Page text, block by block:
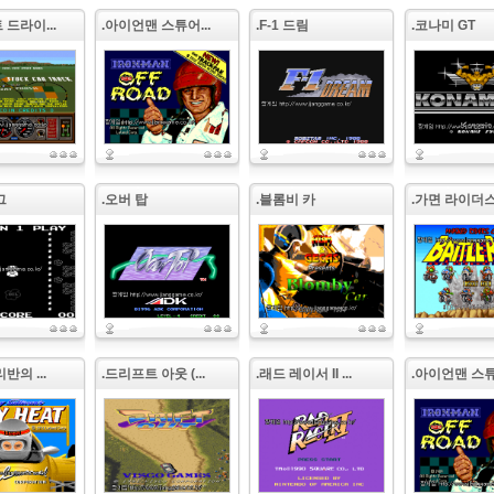
드라이... .아이언맨 스튜어... .F-1 드림 .코나미 GT
.오버 탑 .블롬비 카 .가면 라이더
반의 ... .드리프트 아웃 (... .래드 레이서 II ... .아이언맨 스